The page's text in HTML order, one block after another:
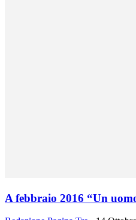
A febbraio 2016 “Un